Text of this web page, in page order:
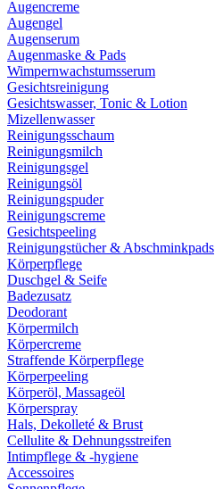
Augencreme
Augengel
Augenserum
Augenmaske & Pads
Wimpernwachstumsserum
Gesichtsreinigung
Gesichtswasser, Tonic & Lotion
Mizellenwasser
Reinigungsschaum
Reinigungsmilch
Reinigungsgel
Reinigungsöl
Reinigungspuder
Reinigungscreme
Gesichtspeeling
Reinigungstücher & Abschminkpads
Körperpflege
Duschgel & Seife
Badezusatz
Deodorant
Körpermilch
Körpercreme
Straffende Körperpflege
Körperpeeling
Körperöl, Massageöl
Körperspray
Hals, Dekolleté & Brust
Cellulite & Dehnungsstreifen
Intimpflege & -hygiene
Accessoires